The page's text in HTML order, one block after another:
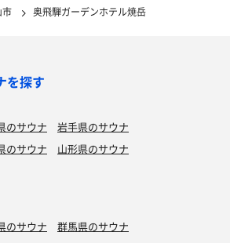
市 奥飛騨ガーデンホテル焼岳
を探す
のサウナ
岩手県のサウナ
のサウナ
山形県のサウナ
のサウナ
群馬県のサウナ